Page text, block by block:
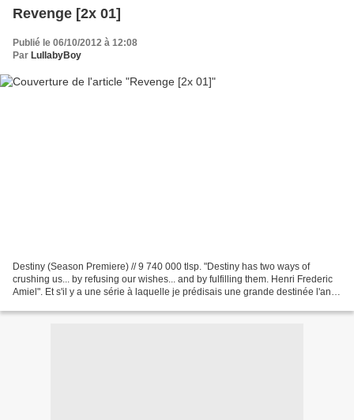
Revenge [2x 01]
Publié le 06/10/2012 à 12:08
Par LullabyBoy
Destiny (Season Premiere) // 9 740 000 tlsp. "Destiny has two ways of
crushing us... by refusing our wishes... and by fulfilling them. Henri Frederic
Amiel". Et s'il y a une série à laquelle je prédisais une grande destinée l'an